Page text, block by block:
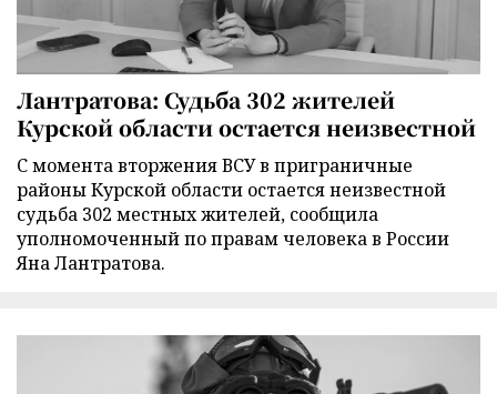
Лантратова: Судьба 302 жителей
Курской области остается неизвестной
С момента вторжения ВСУ в приграничные
районы Курской области остается неизвестной
судьба 302 местных жителей, сообщила
уполномоченный по правам человека в России
Яна Лантратова.